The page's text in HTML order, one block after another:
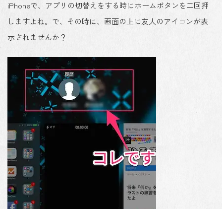
iPhoneで、アプリの切替えをする時にホームボタンを二回押
しますよね。で、その時に、画面の上に友人のアイコンが表
示されませんか？